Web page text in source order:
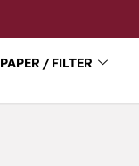
PAPER / FILTER